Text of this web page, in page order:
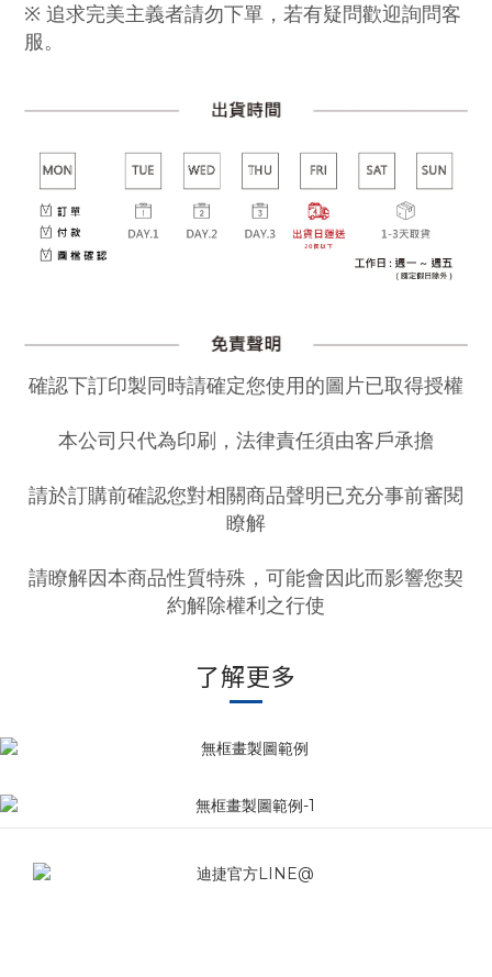
※ 追求完美主義者請勿下單，若有疑問歡迎詢問客
服。
確認下訂印製同時請確定您使用的圖片已取得授權
本公司只代為印刷，法律責任須由客戶承擔
請於訂購前確認您對相關商品聲明已充分事前審閱
瞭解
請瞭解因本商品性質特殊，可能會因此而影響您契
約解除權利之行使
了解更多